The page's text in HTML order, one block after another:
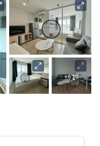
+6 รูป